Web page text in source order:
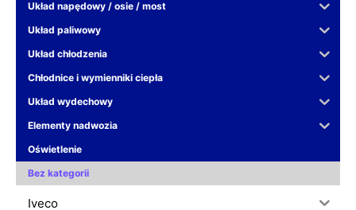
Układ napędowy / osie / most
Układ paliwowy
Układ chłodzenia
Chłodnice i wymienniki ciepła
Układ wydechowy
Elementy nadwozia
Oświetlenie
Bez kategorii
Iveco